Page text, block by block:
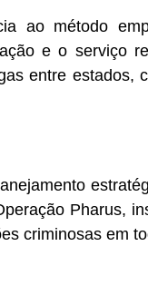
ao método
e o serviço
entre estados,
Pharus,
criminosas em